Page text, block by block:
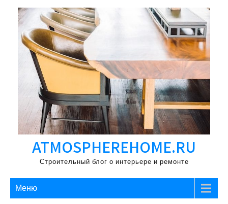
Перейти
содержимому
ATMOSPHEREHOME.RU
Строительный блог о интерьере и ремонте
Меню